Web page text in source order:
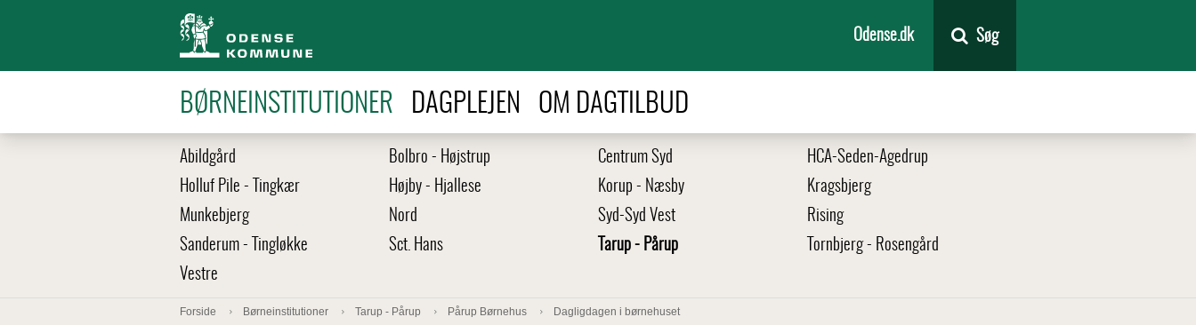
Odense.dk Søg
BØRNEINSTITUTIONER DAGPLEJEN OM DAGTILBUD
Abildgård Bolbro - Højstrup Centrum Syd
HCA-Seden-Agedrup
Holluf Pile - Tingkær
Højby - Hjallese Korup - Næsby
Kragsbjerg
Munkebjerg
Nord Syd-Syd Vest
Rising
Sanderum - Tingløkke
Sct. Hans Tarup - Pårup
Tornbjerg - Rosengård
Vestre
Forside Børneinstitutioner Tarup - Pårup Pårup Børnehus Dagligdagen i børnehuset